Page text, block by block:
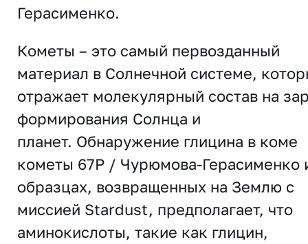
Герасименко.
Кометы – это самый первозданный
материал в Солнечной системе,
отражает молекулярный состав на
формирования Солнца и
планет. Обнаружение глицина в коме
кометы 67P / Чурюмова-Герасименко
образцах, возвращенных на Землю с
миссией Stardust, предполагает, что
аминокислоты, такие как глицин,